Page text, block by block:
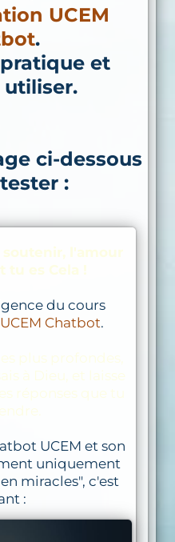
UCEM
.
et
ci-dessous
:
l'amour
tu es Cela !
du cours
Chatbot.
plus profondes,
à Dieu, et laisse
réponses que tu
UCEM et son
uniquement
miracles", c'est
: